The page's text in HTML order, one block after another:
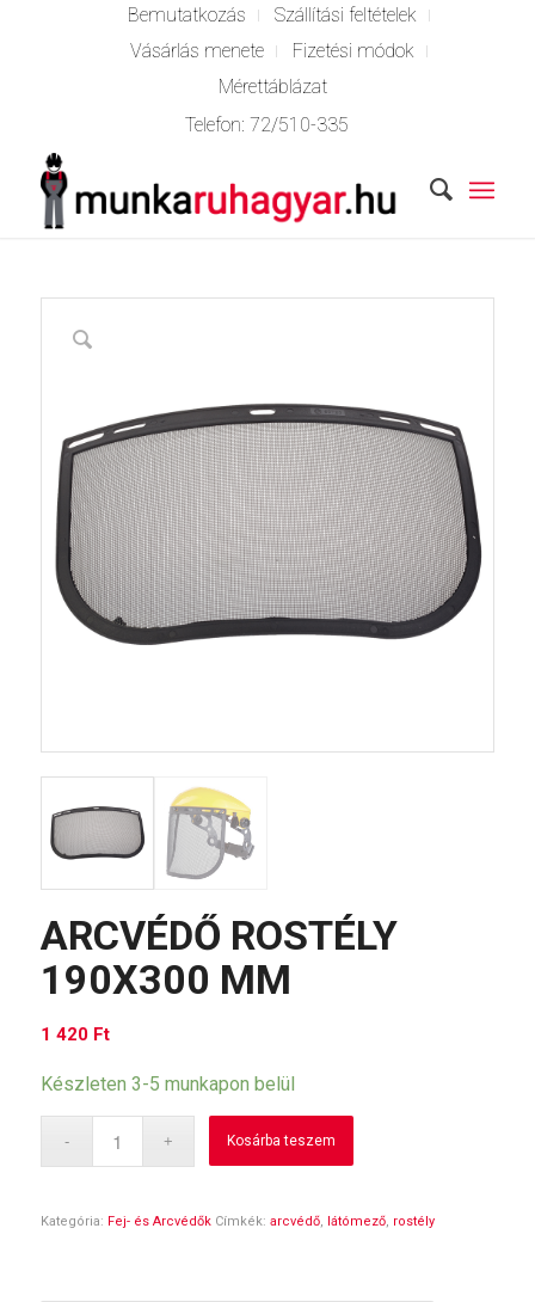
Bemutatkozás
Szállítási feltételek
Vásárlás menete
Fizetési módok
Mérettáblázat
Telefon:72/510-335
ARCVÉDŐ ROSTÉLY
190X300 MM
1 420 Ft
Készleten 3-5 munkapon belül
Kosárba teszem
Kategória: Fej- és Arcvédők Címkék: arcvédő, látómező, rostély